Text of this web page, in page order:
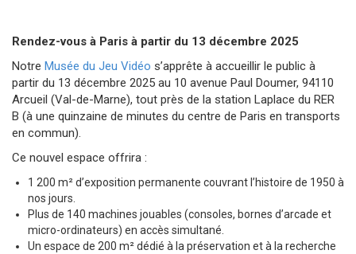
Rendez-vous à Paris à partir du 13 décembre 2025
Notre Musée du Jeu Vidéo s’apprête à accueillir le public à
partir du 13 décembre 2025 au 10 avenue Paul Doumer, 94110
Arcueil (Val-de-Marne), tout près de la station Laplace du RER
B (à une quinzaine de minutes du centre de Paris en transports
en commun).
Ce nouvel espace offrira :
1 200 m² d’exposition permanente couvrant l’histoire de 1950 à
nos jours.
Plus de 140 machines jouables (consoles, bornes d’arcade et
micro-ordinateurs) en accès simultané.
Un espace de 200 m² dédié à la préservation et à la recherche